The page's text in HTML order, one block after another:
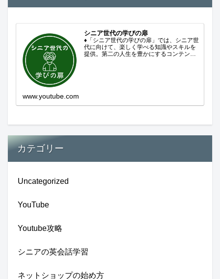
シニア世代の学びの扉
♦「シニア世代の学びの扉」では、シニア世
代に向けて、楽しく学べる知識やスキルを
提供。第二の人生を豊かにするコンテンツ
www.youtube.com
カテゴリー
Uncategorized
YouTube
Youtube攻略
シニアの英会話学習
ネットショップの始め方